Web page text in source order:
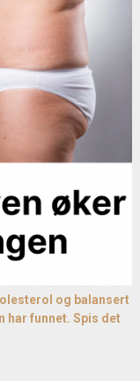
og balansert
har funnet. Spis det